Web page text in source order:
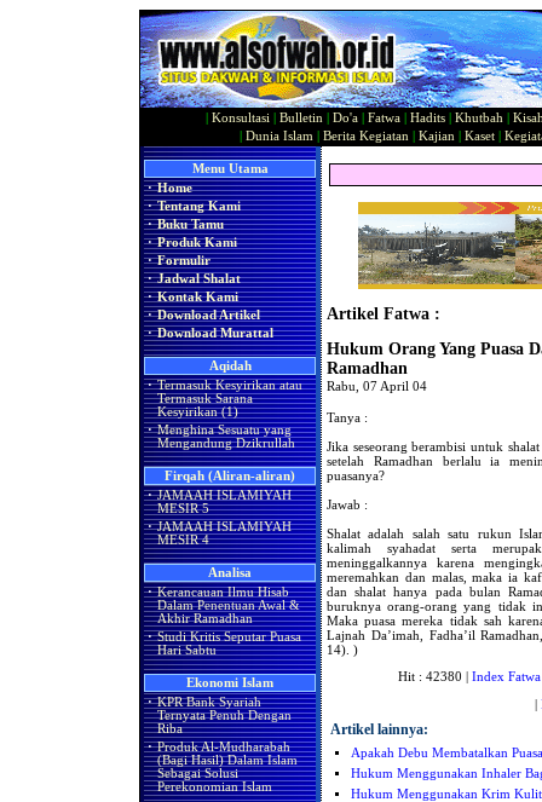
Konsultasi Bulletin Do'a Fatwa Hadits Khutbah
Dunia Islam Berita Kegiatan Kajian Kaset|
Menu Utama
· Home
· Tentang Kami
· Buku Tamu
· Produk Kami
· Formulir
· Jadwal Shalat
· Kontak Kami
· Download Artikel
· Download Murattal
Aqidah
· Termasuk Kesyirikan atau
Termasuk Sarana
Kesyirikan (1)
· Menghina Sesuatu yang
Mengandung Dzikrullah
Firqah (Aliran-aliran)
· JAMAAH ISLAMIYAH
MESIR 5
· JAMAAH ISLAMIYAH
MESIR 4
Analisa
· Kerancauan Ilmu Hisab
Dalam Penentuan Awal &
Akhir Ramadhan
· Studi Kritis Seputar Puasa
Hari Sabtu
Ekonomi Islam
· KPR Bank Syariah
Ternyata Penuh Dengan
Riba
· Produk Al-Mudharabah
(Bagi Hasil) Dalam Islam
Sebagai Solusi
Perekonomian Islam
Artikel Fatwa :
Hukum Orang Yang Puasa
Ramadhan
Rabu, 07 April 04
Tanya :
Jika seseorang berambisi untuk
setelah Ramadhan berlalu ia
puasanya?
Jawab :
Shalat adalah salah satu rukun
kalimah syahadat serta
meninggalkannya karena
meremahkan dan malas, maka ia
dan shalat hanya pada bulan
buruknya orang-orang yang tidak
Maka puasa mereka tidak sah
Lajnah Da’imah, Fadha’il
14). )
Hit : 42380 | Index Fatwa
|
Artikel lainnya:
Apakah Debu Membatalkan
Hukum Menggunakan Inhaler
Hukum Menggunakan Krim Kulit